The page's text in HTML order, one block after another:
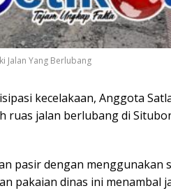
Jalan Yang Berlubang
kecelakaan, Anggota
ruas jalan berlubang di
pasir dengan menggunakan
pakaian dinas ini menambal